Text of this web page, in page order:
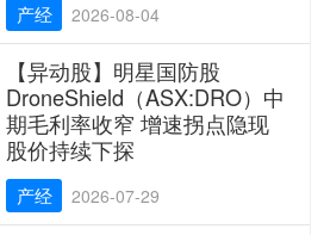
产经 2026-08-04
【异动股】明星国防股
DroneShield（ASX:DRO）中
期毛利率收窄 增速拐点隐现
股价持续下探
产经 2026-07-29